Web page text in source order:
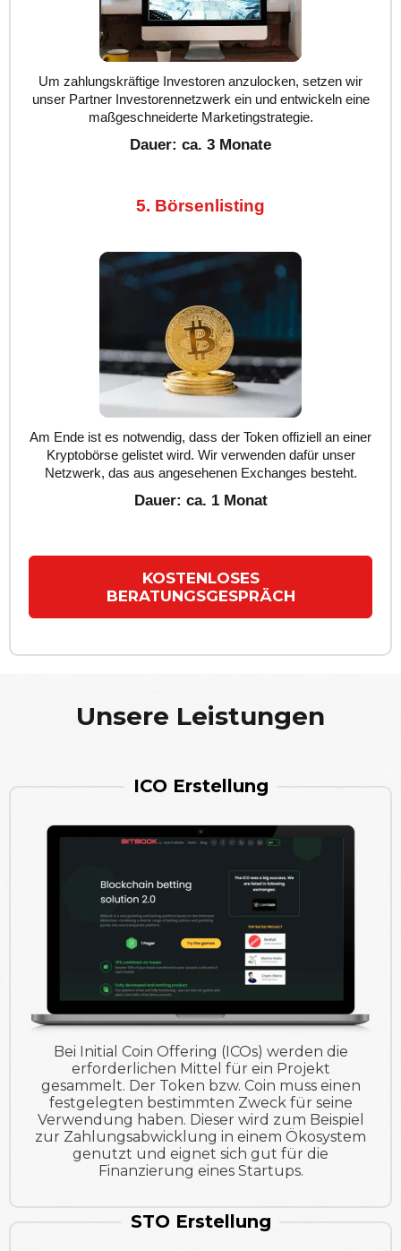
Um zahlungskräftige Investoren anzulocken, setzen wir
unser Partner Investorennetzwerk ein und entwickeln eine
maßgeschneiderte Marketingstrategie.
Dauer: ca. 3 Monate
5. Börsenlisting
Am Ende ist es notwendig, dass der Token offiziell an einer
Kryptobörse gelistet wird. Wir verwenden dafür unser
Netzwerk, das aus angesehenen Exchanges besteht.
Dauer: ca. 1 Monat
KOSTENLOSES
BERATUNGSGESPRÄCH
Unsere Leistungen
ICO Erstellung
Bei Initial Coin Offering (ICOs) werden die
erforderlichen Mittel für ein Projekt
gesammelt. Der Token bzw. Coin muss einen
festgelegten bestimmten Zweck für seine
Verwendung haben. Dieser wird zum Beispiel
zur Zahlungsabwicklung in einem Ökosystem
genutzt und eignet sich gut für die
Finanzierung eines Startups.
STO Erstellung